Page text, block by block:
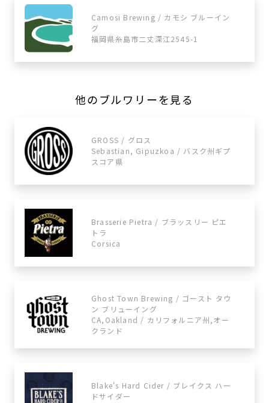
Camosi Brewing / カモシ ブルーイン
グ
福岡県糸島市二丈深江2545-1
他のブルワリーを見る
GROSS / グロス
Sebastian, Gipuzkoa / バスク州ギプ
スコア県
Brasserie Pietra / ブラッスリー ピエ
トラ
Corsica
Ghost Town Brewing / ゴースト タウ
ン ブリューイング
CA,Oakland / カリフォルニア州,オー
クランド
Blake's Hard Cider / ブレイクス ハー
ドサイダー